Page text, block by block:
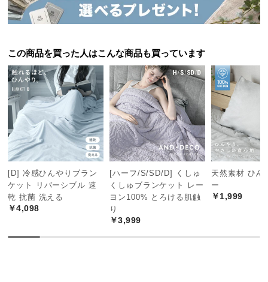
送
料
つ
い
て
大
型
商
品
の
配
送
に
この商品を買った人はこんな商品も買っています
[D] 冷感ひんやりブラン
ケット リバーシブル 速
乾 抗菌 洗える
￥4,098
[ハーフ/S/SD/D] くしゅ
くしゅブランケット レー
ヨン100% とろける肌触
り
￥3,999
天然素材 ひん
ー
￥1,999